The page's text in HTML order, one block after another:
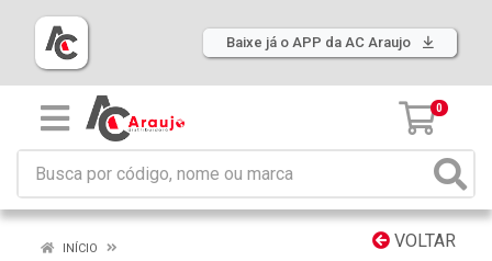
Baixe já o APP da AC Araujo
0
VOLTAR
INÍCIO